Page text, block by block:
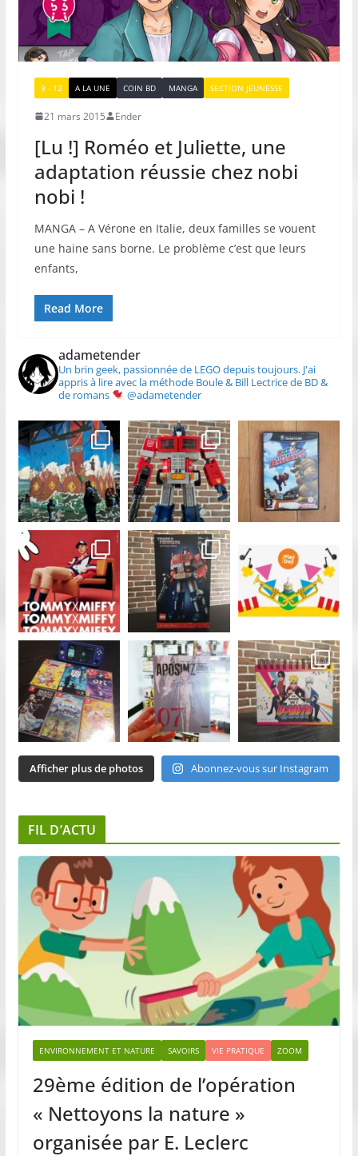
9 - 12 A LA UNE COIN BD MANGA SECTION JEUNESSE
21 mars 2015 Ender
[Lu !] Roméo et Juliette, une
adaptation réussie chez nobi
nobi !
MANGA – A Vérone en Italie, deux familles se vouent
une haine sans borne. Le problème c’est que leurs
enfants,
Read More
adametender
Un brin geek, passionnée de LEGO depuis toujours.J'ai
appris à lire avec la méthode Boule & Bill Lectrice de BD &
de romans
@adametender
Afficher plus de photos Abonnez-vous sur Instagram
FIL D’ACTU
ENVIRONNEMENT ET NATURE SAVOIRS VIE PRATIQUE ZOOM
29ème édition de l’opération
« Nettoyons la nature »
organisée par E. Leclerc